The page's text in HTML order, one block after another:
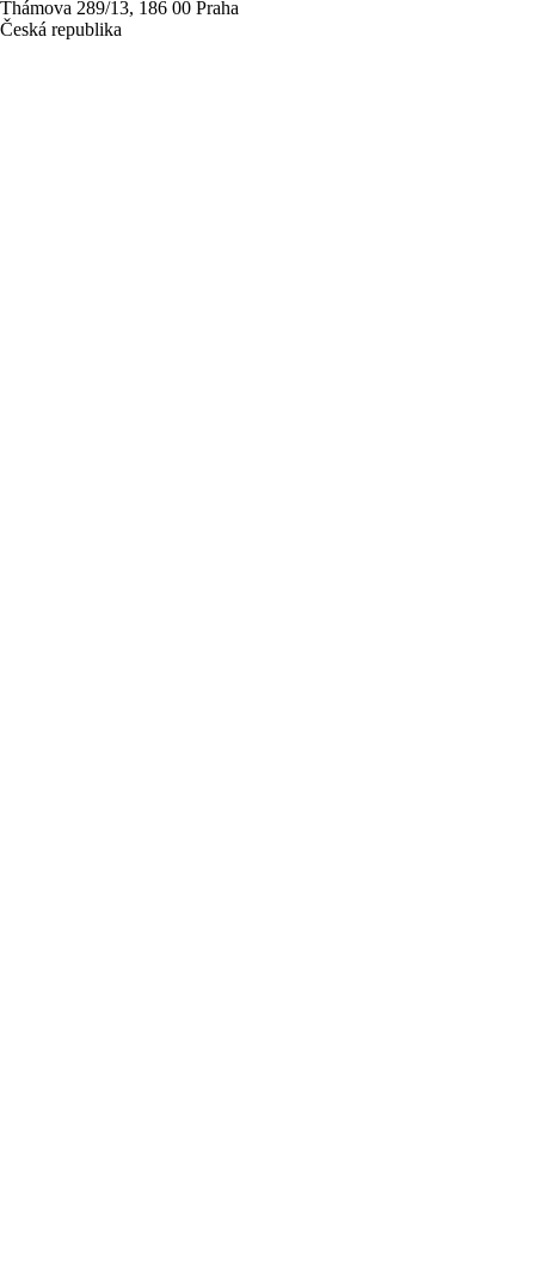
Thámova 289/13, 186 00 Praha
Česká republika